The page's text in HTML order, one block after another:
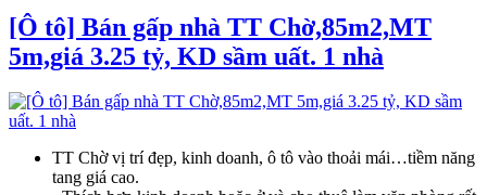
[Ô tô] Bán gấp nhà TT Chờ,85m2,MT
5m,giá 3.25 tỷ, KD sầm uất. 1 nhà
TT Chờ vị trí đẹp, kinh doanh, ô tô vào thoải mái…tiềm năng
tang giá cao.